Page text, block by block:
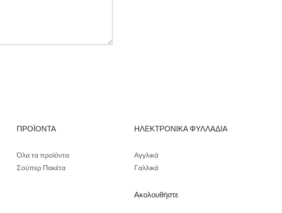
ΠΡΟΪΟΝΤΑ
Όλα τα προϊόντα
Σούπερ Πακέτα
ΗΛΕΚΤΡΟΝΙΚΑ ΦΥΛΛΑΔΙΑ
Αγγλικά
Γαλλικά
Ακολουθήστε